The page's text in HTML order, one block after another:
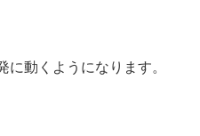
に動くようになります。